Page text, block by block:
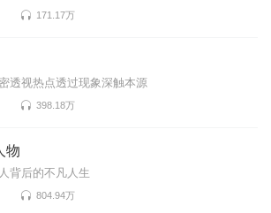
171.17万
透视热点透过现象深触本源
398.18万
物
背后的不凡人生
804.94万